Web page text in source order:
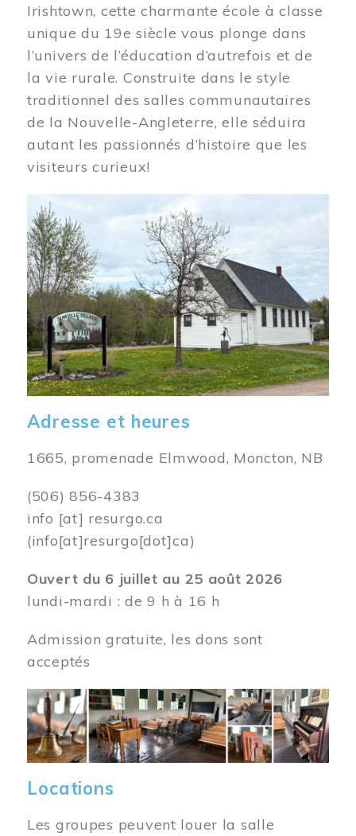
Irishtown, cette charmante école à classe
unique du 19e siècle vous plonge dans
l’univers de l’éducation d’autrefois et de
la vie rurale. Construite dans le style
traditionnel des salles communautaires
de la Nouvelle-Angleterre, elle séduira
autant les passionnés d’histoire que les
visiteurs curieux!
Image
Adresse et heures
1665, promenade Elmwood, Moncton, NB
(506) 856-4383
info [at] resurgo.ca
(info[at]resurgo[dot]ca)
Ouvert du 6 juillet au 25 août 2026
lundi-mardi : de 9 h à 16 h
Admission gratuite, les dons sont
acceptés
Image
Locations
Les groupes peuvent louer la salle